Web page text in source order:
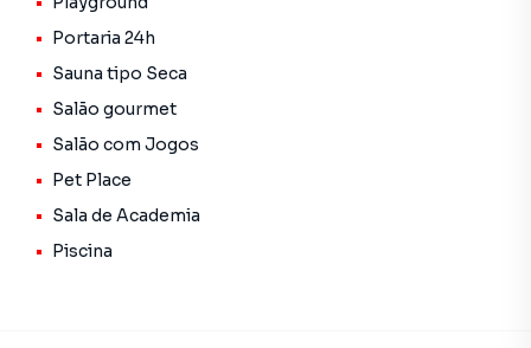
Excelente localização no bairro do Limão, próximo a
comércio, transporte e serviços.
Agende sua visita e aproveite essa oportunidade!
Apartamento para Venda em região valorizada do bairro
Jardim Pereira Leite, em São Paulo. Não encontrou o que
Apartamento em São Paulo? Entre em contato com nossa
Portaria 24h
Sauna tipo Seca
Salão gourmet
Salão com Jogos
Pet Place
Sala de Academia
Piscina